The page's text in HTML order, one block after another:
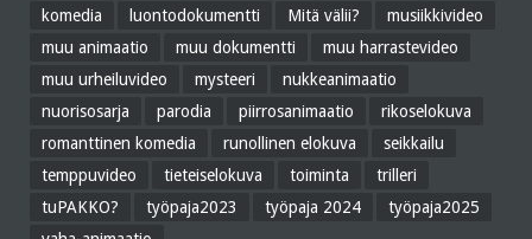
komedia
luontodokumentti Mitä välii?
musiikkivideo
muu animaatio
muu dokumentti
muu harrastevideo
muu urheiluvideo
mysteeri
nukkeanimaatio
nuorisosarja
parodia piirrosanimaatio
rikoselokuva
romanttinen komedia
runollinen elokuva
seikkailu
temppuvideo
tieteiselokuva toiminta
trilleri
tuPAKKO?
työpaja2023 työpaja 2024
työpaja2025